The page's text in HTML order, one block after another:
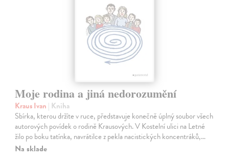
Moje rodina a jiná nedorozumění
Kraus Ivan | Kniha
Sbírka, kterou držíte v ruce, představuje konečně úplný soubor všech
autorových povídek o rodině Krausových. V Kostelní ulici na Letné
žilo po boku tatínka, navrátilce z pekla nacistických koncentráků,…
Na sklade